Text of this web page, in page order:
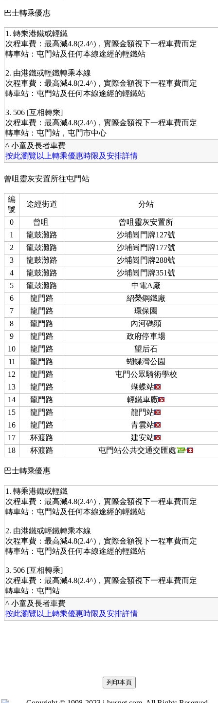
巴士轉乘優惠
1. 轉乘港鐵或輕鐵
次程車費：最高減4.8(2.4^)，實際金額視下一程車費而定
轉車站：屯門站及任何本線途經的輕鐵站
2. 由港鐵或輕鐵轉乘本線
次程車費：最高減4.8(2.4^)，實際金額視下一程車費而定
轉車站：屯門站及任何本線途經的輕鐵站
3. 506 [互相轉乘]
次程車費：最高減4.8(2.4^)，實際金額視下一程車費而定
轉車站：屯門站，屯門市中心
^ 小童及長者車費
按此瀏覽以上轉乘優惠時限及安排詳情
曾咀靈灰安置所往屯門站
編
號
途經街道 分站
0 曾咀
曾咀靈灰安置所
1
龍鼓灘路
沙埔崗門牌127號
2
龍鼓灘路
沙埔崗門牌177號
3
龍鼓灘路
沙埔崗門牌288號
4
龍鼓灘路
沙埔崗門牌351號
5
龍鼓灘路
中電A廠
6
龍門路
紹榮鋼鐵廠
7
龍門路
環保園
8
龍門路
內河碼頭
9
龍門路
政府停車場
10
龍門路
望后石
11
龍門路
蝴蝶灣公園
12
龍門路
屯門公眾騎術學校
13
龍門路
蝴蝶站
14
龍門路
輕鐵車廠
15
龍門路
龍門站
16
龍門路
青雲站
17
杯渡路
建安站
18
杯渡路 屯門站公共交通交匯處
巴士轉乘優惠
1. 轉乘港鐵或輕鐵
次程車費：最高減4.8(2.4^)，實際金額視下一程車費而定
轉車站：屯門站及任何本線途經的輕鐵站
2. 由港鐵或輕鐵轉乘本線
次程車費：最高減4.8(2.4^)，實際金額視下一程車費而定
轉車站：屯門站及任何本線途經的輕鐵站
3. 506 [互相轉乘]
次程車費：最高減4.8(2.4^)，實際金額視下一程車費而定
轉車站：屯門站
^ 小童及長者車費
按此瀏覽以上轉乘優惠時限及安排詳情